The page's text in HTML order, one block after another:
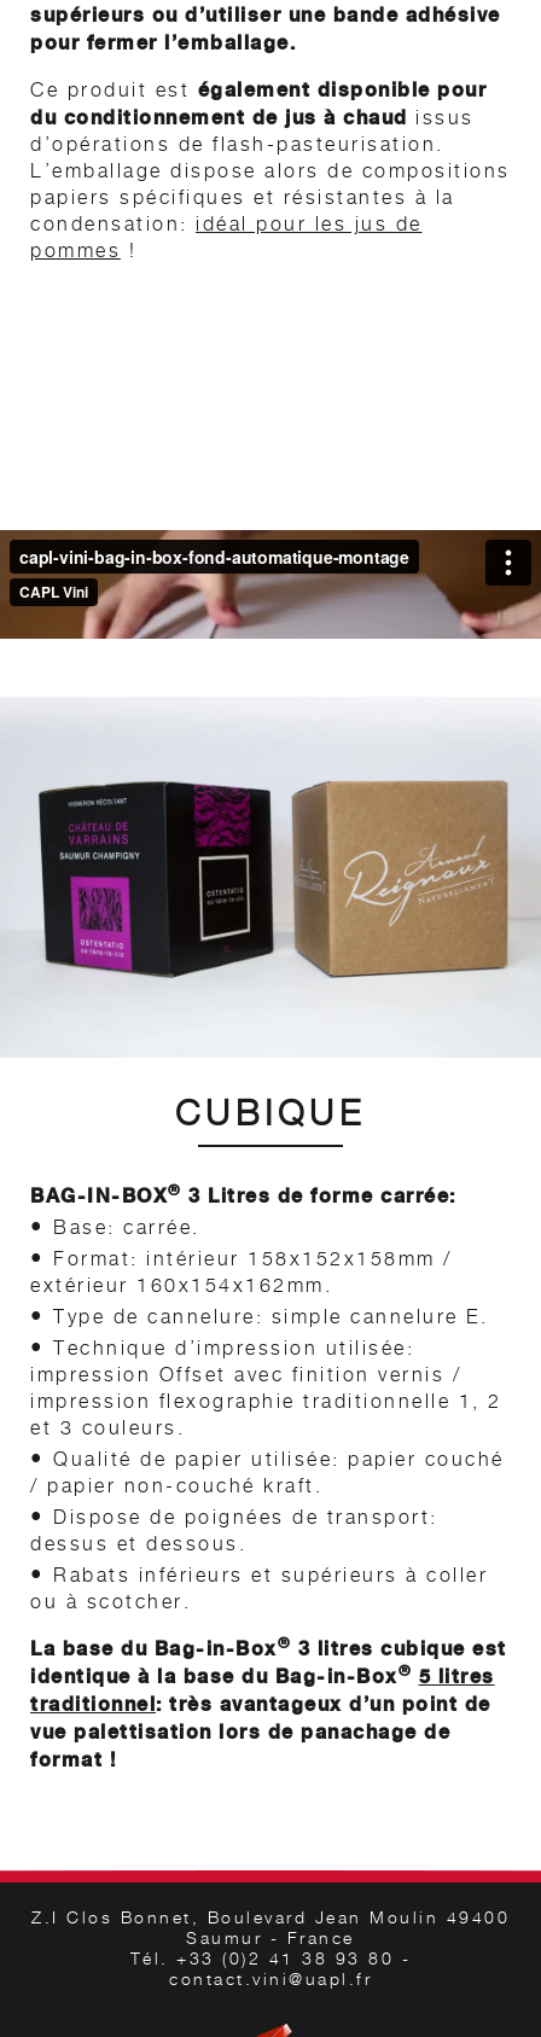
supérieurs ou d’utiliser une bande adhésive
pour fermer l’emballage.
Ce produit est également disponible pour
du conditionnement de jus à chaud issus
d’opérations de flash-pasteurisation.
L’emballage dispose alors de compositions
papiers spécifiques et résistantes à la
condensation: idéal pour les jus de
pommes !
CUBIQUE
BAG-IN-BOX® 3 Litres de forme carrée:
• Base: carrée.
• Format: intérieur 158x152x158mm /
extérieur 160x154x162mm.
• Type de cannelure: simple cannelure E.
• Technique d’impression utilisée:
impression Offset avec finition vernis /
impression flexographie traditionnelle 1, 2
et 3 couleurs.
• Qualité de papier utilisée: papier couché
/ papier non-couché kraft.
• Dispose de poignées de transport:
dessus et dessous.
• Rabats inférieurs et supérieurs à coller
ou à scotcher.
La base du Bag-in-Box® 3 litres cubique est
identique à la base du Bag-in-Box® 5 litres
traditionnel: très avantageux d’un point de
vue palettisation lors de panachage de
format !
Z.I Clos Bonnet, Boulevard Jean Moulin 49400
Saumur - France
Tél. +33 (0)2 41 38 93 80 -
contact.vini@uapl.fr